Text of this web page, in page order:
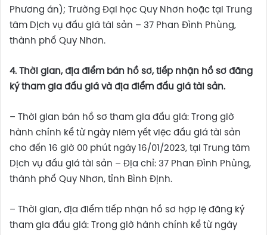
Phương án); Trường Đại học Quy Nhơn hoặc tại Trung
tâm Dịch vụ đấu giá tài sản – 37 Phan Đình Phùng,
thành phố Quy Nhơn.
4. Thời gian, địa điểm bán hồ sơ, tiếp nhận hồ sơ đăng
ký tham gia đấu giá và địa điểm đấu giá tài sản.
– Thời gian bán hồ sơ tham gia đấu giá: Trong giờ
hành chính kể từ ngày niêm yết việc đấu giá tài sản
cho đến 16 giờ 00 phút ngày 16/01/2023, tại Trung tâm
Dịch vụ đấu giá tài sản – Địa chỉ: 37 Phan Đình Phùng,
thành phố Quy Nhơn, tỉnh Bình Định.
– Thời gian, địa điểm tiếp nhận hồ sơ hợp lệ đăng ký
tham gia đấu giá: Trong giờ hành chính kể từ ngày